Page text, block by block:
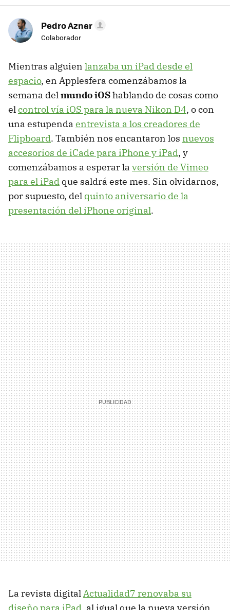
Pedro Aznar
Colaborador
Mientras alguien lanzaba un iPad desde el
espacio, en Applesfera comenzábamos la
semana delmundo iOShablando de cosas como
elcontrol vía iOS para la nueva Nikon D4, o con
una estupenda entrevista a los creadores de
Flipboard. También nos encantaron los nuevos
accesorios de iCade para iPhone y iPad, y
comenzábamos a esperar la versión de Vimeo
para el iPad que saldrá este mes. Sin olvidarnos,
por supuesto, del quinto aniversario de la
presentación del iPhone original.
La revista digitalActualidad7 renovaba su